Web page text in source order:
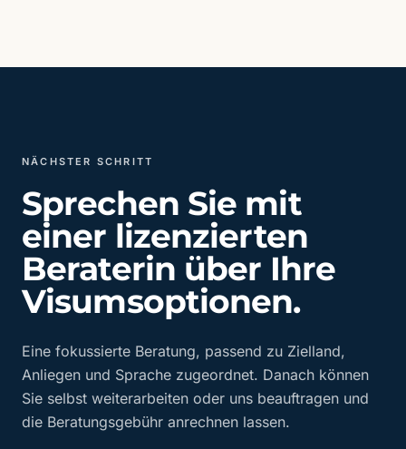
NÄCHSTER SCHRITT
Sprechen Sie mit
einer lizenzierten
Beraterin über Ihre
Visumsoptionen.
Eine fokussierte Beratung, passend zu Zielland,
Anliegen und Sprache zugeordnet. Danach können
Sie selbst weiterarbeiten oder uns beauftragen und
die Beratungsgebühr anrechnen lassen.